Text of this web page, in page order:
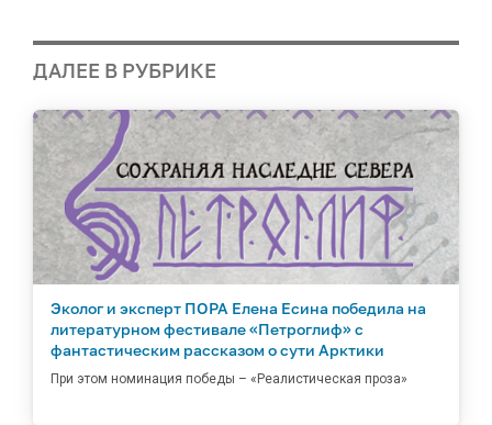
ДАЛЕЕ В РУБРИКЕ
Эколог и эксперт ПОРА Елена Есина победила на
литературном фестивале «Петроглиф» с
фантастическим рассказом о сути Арктики
При этом номинация победы – «Реалистическая проза»